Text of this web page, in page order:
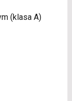
(klasa A)